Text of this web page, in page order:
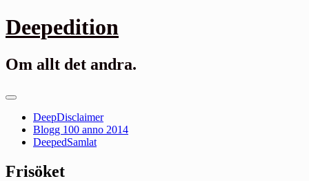
Gå
till
Deepedition
Om allt det andra.
Primär
DeepDisclaimer
Blogg 100 anno 2014
DeepedSamlat
Frisöket